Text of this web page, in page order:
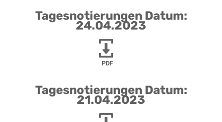
Tagesnotierungen Datum:
24.04.2023
PDF
Tagesnotierungen Datum:
21.04.2023